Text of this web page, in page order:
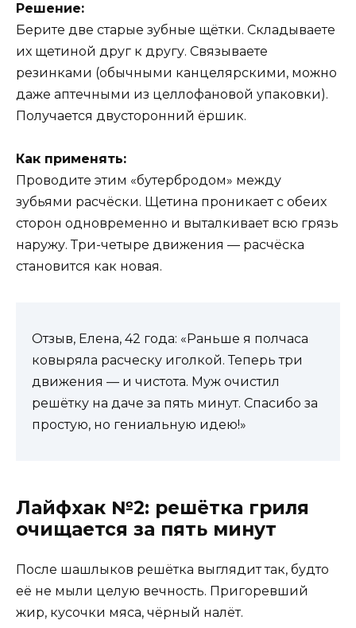
Решение:
Берите две старые зубные щётки. Складываете
их щетиной друг к другу. Связываете
резинками (обычными канцелярскими, можно
даже аптечными из целлофановой упаковки).
Получается двусторонний ёршик.
Как применять:
Проводите этим «бутербродом» между
зубьями расчёски. Щетина проникает с обеих
сторон одновременно и выталкивает всю грязь
наружу. Три-четыре движения — расчёска
становится как новая.
Отзыв, Елена, 42 года: «Раньше я полчаса
ковыряла расческу иголкой. Теперь три
движения — и чистота. Муж очистил
решётку на даче за пять минут. Спасибо за
простую, но гениальную идею!»
Лайфхак №2: решётка гриля
очищается за пять минут
После шашлыков решётка выглядит так, будто
её не мыли целую вечность. Пригоревший
жир, кусочки мяса, чёрный налёт.